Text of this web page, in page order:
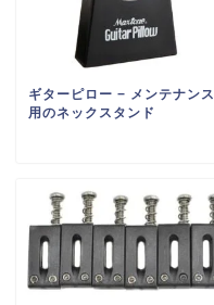
ギターピロー − メンテナンス
用のネックスタンド